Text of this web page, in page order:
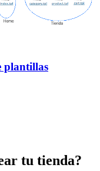
plantillas
tu tienda?